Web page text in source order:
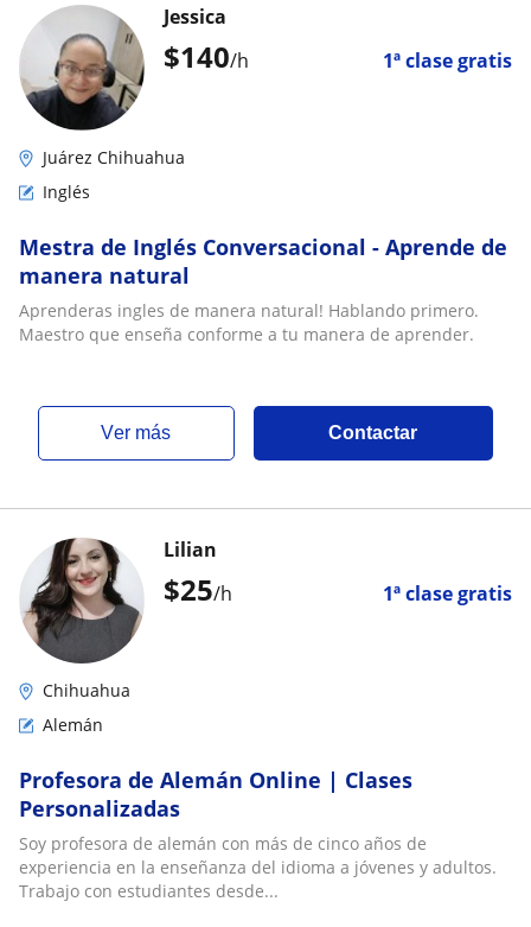
$140/h 1ª clase gratis
Jessica
Juárez Chihuahua
Inglés
Mestra de Inglés Conversacional - Aprende de
manera natural
Aprenderas ingles de manera natural! Hablando primero.
Maestro que enseña conforme a tu manera de aprender.
ver más Contactar
$25/h 1ª clase gratis
Lilian
Chihuahua
Alemán
Profesora de Alemán Online | Clases
Personalizadas
Soy profesora de alemán con más de cinco años de
experiencia en la enseñanza del idioma a jóvenes y adultos.
Trabajo con estudiantes desde...